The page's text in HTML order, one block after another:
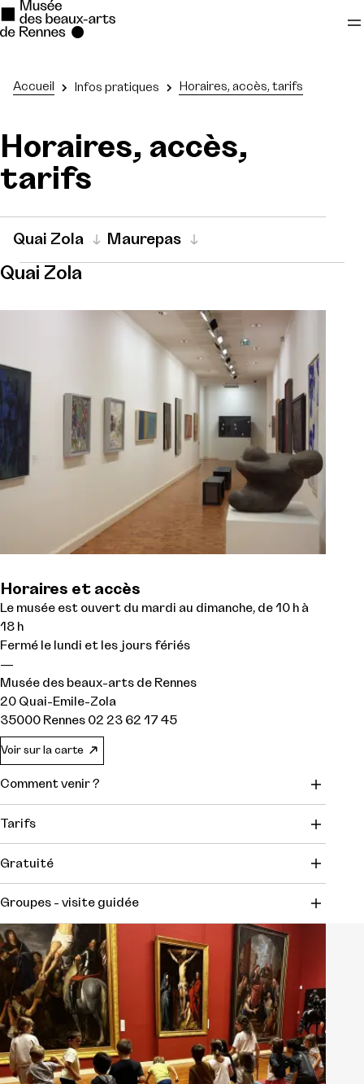
Se rendre au
Pied de page
Accueil Infos pratiques Horaires, accès, tarifs
Horaires, accès,
tarifs
Quai Zola Maurepas
Quai Zola
Horaires et accès
Le musée est ouvert du mardi au dimanche, de 10 h à
18 h
Fermé le lundi et les jours fériés
—
Musée des beaux-arts de Rennes
20 Quai-Emile-Zola
35000 Rennes 02 23 62 17 45
Voir sur la carte
Comment venir ?
Tarifs
Gratuité
Groupes - visite guidée